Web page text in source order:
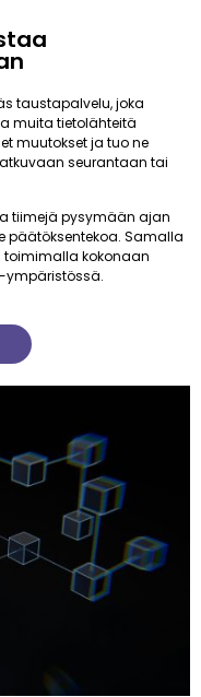
taustapalvelu, joka
muita tietolähteitä
muutokset ja tuo ne
seurantaan tai
tiimejä pysymään ajan
päätöksentekoa. Samalla
kokonaan
ympäristössä.